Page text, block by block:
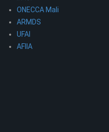
ONECCA Mali
ARMDS
UFAI
AFIIA